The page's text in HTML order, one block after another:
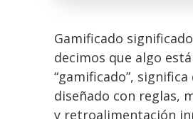
Gamificado
decimos que algo está
“gamificado”,
diseñado con reglas,
y retroalimentación